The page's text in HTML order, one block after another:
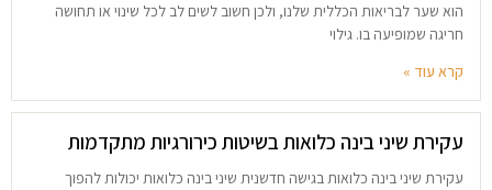
הוא שער לבריאות הכללית שלנו, ולכן חשוב לשים לב לכל שינוי או תחושה
חריגה שמופיעה בו. גילוי
קרא עוד »
עקירת שיני בינה כלואות בשיטות כירורגיות מתקדמות
עקירת שיני בינה כלואות בגישה חדשנית שיני בינה כלואות יכולות להפוך